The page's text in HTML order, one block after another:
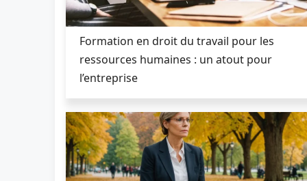
Formation en droit du travail pour les
ressources humaines : un atout pour
l’entreprise